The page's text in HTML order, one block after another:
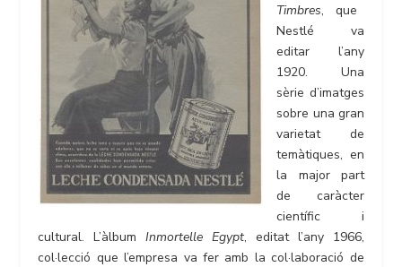
Timbres, que
Nestlé va
editar l’any
1920. Una
sèrie d’imatges
sobre una gran
varietat de
temàtiques, en
la major part
de caràcter
científic i
cultural. L’àlbumInmortelle Egypt, editat l’any 1966,
col·lecció que l’empresa va fer amb la col·laboració de